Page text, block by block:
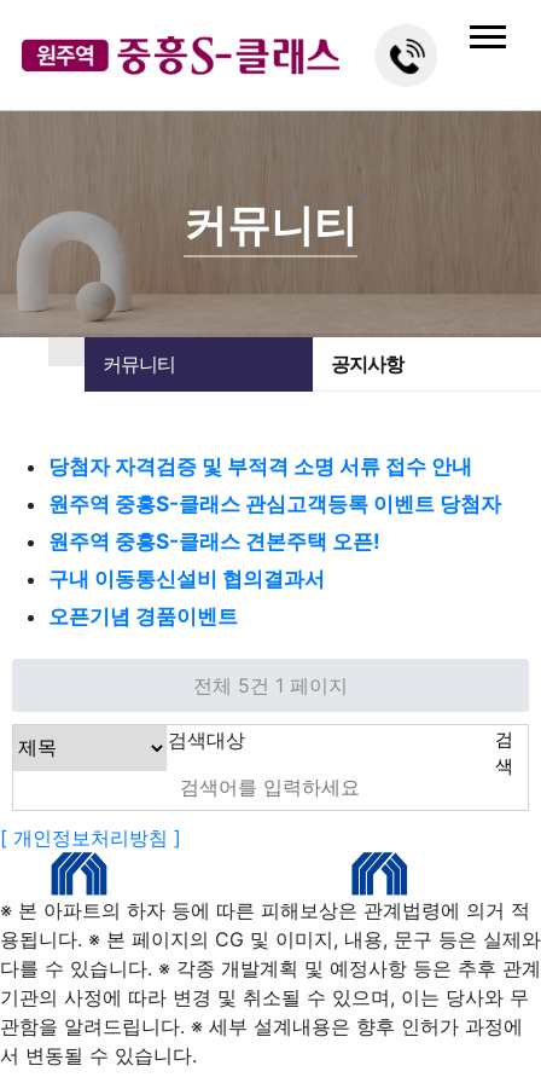
커뮤니티
커뮤니티 공지사항
당첨자 자격검증 및 부적격 소명 서류 접수 안내
원주역 중흥S-클래스 관심고객등록 이벤트 당첨자
원주역 중흥S-클래스 견본주택 오픈!
구내 이동통신설비 협의결과서
오픈기념 경품이벤트
전체 5건 1 페이지
검색대상
검
색
[ 개인정보처리방침 ]
※ 본 아파트의 하자 등에 따른 피해보상은 관계법령에 의거 적
용됩니다. ※ 본 페이지의 CG 및 이미지, 내용, 문구 등은 실제와
다를 수 있습니다. ※ 각종 개발계획 및 예정사항 등은 추후 관계
기관의 사정에 따라 변경 및 취소될 수 있으며, 이는 당사와 무
관함을 알려드립니다. ※ 세부 설계내용은 향후 인허가 과정에
서 변동될 수 있습니다.